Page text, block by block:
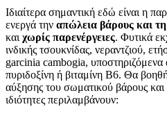
Ιδιαίτερα σημαντική εδώ είναι η
ενεργά την απώλεια βάρους και
και χωρίς παρενέργειες. Φυτικά
ινδικής τσουκνίδας, νεραντζιού,
garcinia cambogia, υποστηριζόμενα
πυριδοξίνη ή βιταμίνη Β6. Θα
αύξησης του σωματικού βάρους και
ιδιότητες περιλαμβάνουν: